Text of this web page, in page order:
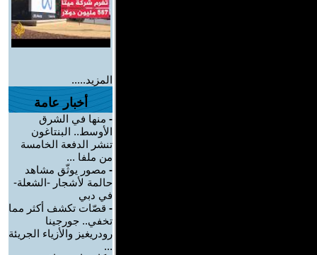
المزيد.....
أخبار عامة
- منها في الشرق
الأوسط.. البنتاغون
تنشر الدفعة الخامسة
من ملفا ...
- مصور يوثّق مشاهد
حالمة لأشجار -الشعلة-
في دبي
- قصّات تكشف أكثر مما
تخفي.. جورجينا
رودريغيز والأزياء الجريئة
...